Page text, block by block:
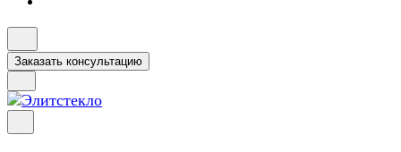
Заказать консультацию